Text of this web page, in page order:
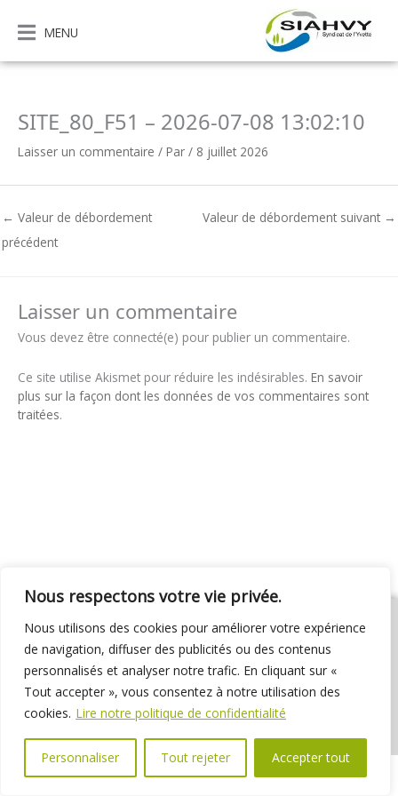
Nous respectons votre vie privée.
Nous utilisons des cookies pour améliorer votre expérience
de navigation, diffuser des publicités ou des contenus
personnalisés et analyser notre trafic. En cliquant sur «
Tout accepter », vous consentez à notre utilisation des
cookies. Lire notre politique de confidentialité
Personnaliser Tout rejeter Accepter tout
contenu
MENU
SITE_80_F51 – 2026-07-08 13:02:10
Laisser un commentaire / Par / 8 juillet 2026
← Valeur de débordement
précédent
Valeur de débordement suivant →
Laisser un commentaire
Vous devez être connecté(e) pour publier un commentaire.
Ce site utilise Akismet pour réduire les indésirables. En savoir
plus sur la façon dont les données de vos commentaires sont
traitées.
01 69 31 72 10 01 69 31 37 31
Nous contacter
Espace élus
Marchés publics Délibérations